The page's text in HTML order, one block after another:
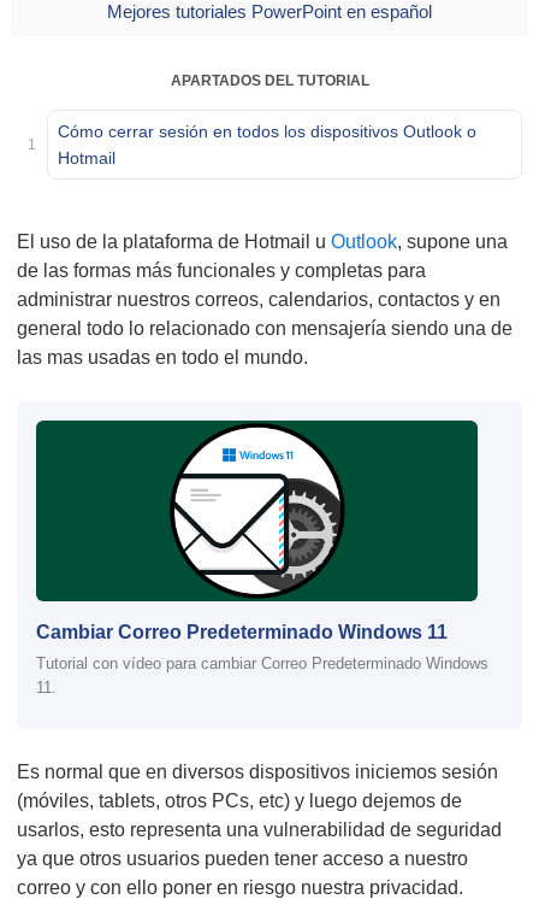
Mejores tutoriales PowerPoint en español
APARTADOS DEL TUTORIAL
1
Cómo cerrar sesión en todos los dispositivos Outlook o
Hotmail
El uso de la plataforma de Hotmail u Outlook, supone una
de las formas más funcionales y completas para
administrar nuestros correos, calendarios, contactos y en
general todo lo relacionado con mensajería siendo una de
las mas usadas en todo el mundo.
Cambiar Correo Predeterminado Windows 11
Tutorial con vídeo para cambiar Correo Predeterminado Windows
11.
Es normal que en diversos dispositivos iniciemos sesión
(móviles, tablets, otros PCs, etc) y luego dejemos de
usarlos, esto representa una vulnerabilidad de seguridad
ya que otros usuarios pueden tener acceso a nuestro
correo y con ello poner en riesgo nuestra privacidad.